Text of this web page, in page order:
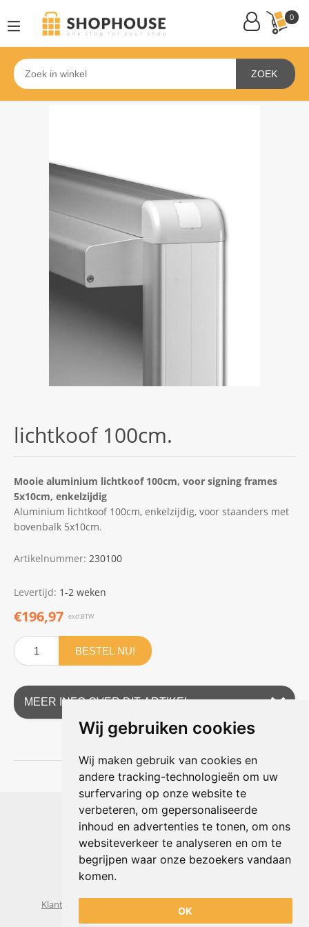
Wij gebruiken cookies
Wij maken gebruik van cookies en
andere tracking-technologieën om uw
surfervaring op onze website te
verbeteren, om gepersonaliseerde
inhoud en advertenties te tonen, om ons
websiteverkeer te analyseren en om te
begrijpen waar onze bezoekers vandaan
komen.
OK
0
ZOEK
lichtkoof 100cm.
Mooie aluminium lichtkoof 100cm, voor signing frames
5x10cm, enkelzijdig
Aluminium lichtkoof 100cm, enkelzijdig, voor staanders met
bovenbalk 5x10cm.
Artikelnummer: 230100
Levertijd: 1-2 weken
€196,97 excl.BTW
BESTEL NU!
MEER INFO OVER DIT ARTIKEL
Shophouse online
Max Planckstraat 4
6716 BE Ede, Nederland
Telefoon:+31(0)318 618 121
E-mail: info@shophouse.nl
Geopend: ma t/m vr 09:00-17:00 uur
Klantenservice
Algemene voorwaarden